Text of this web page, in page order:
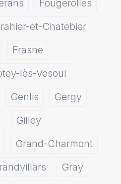
Fougerolles
et-Chatebier
Frasne
lès-Vesoul
Genlis
Gergy
Gilley
Grand-Charmont
Gray